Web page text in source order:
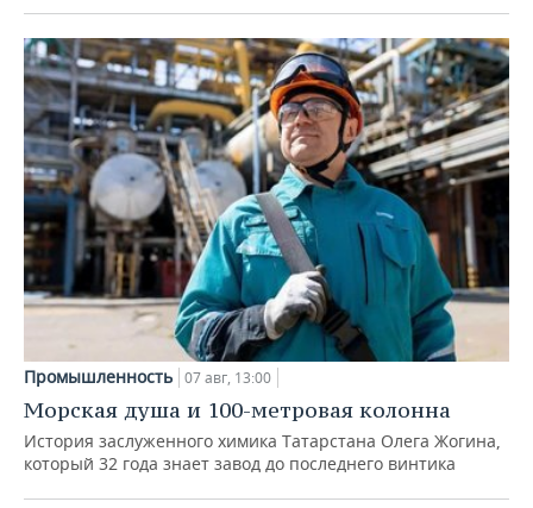
Промышленность 07 авг, 13:00
Морская душа и 100-метровая колонна
История заслуженного химика Татарстана Олега Жогина,
который 32 года знает завод до последнего винтика